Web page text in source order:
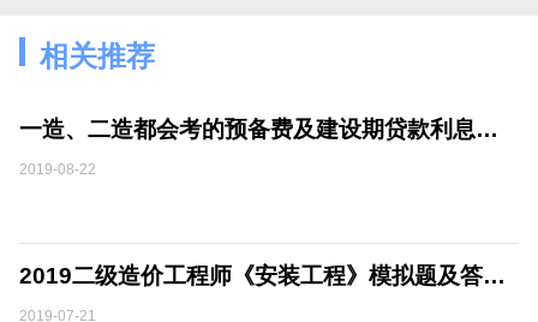
相关推荐
一造、二造都会考的预备费及建设期贷款利息计算，附题
2019-08-22
2019二级造价工程师《安装工程》模拟题及答案（七）
2019-07-21